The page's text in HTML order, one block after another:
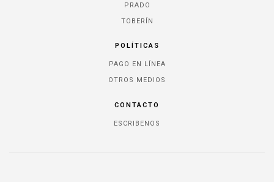
PRADO
TOBERÍN
POLÍTICAS
PAGO EN LÍNEA
OTROS MEDIOS
CONTACTO
ESCRIBENOS